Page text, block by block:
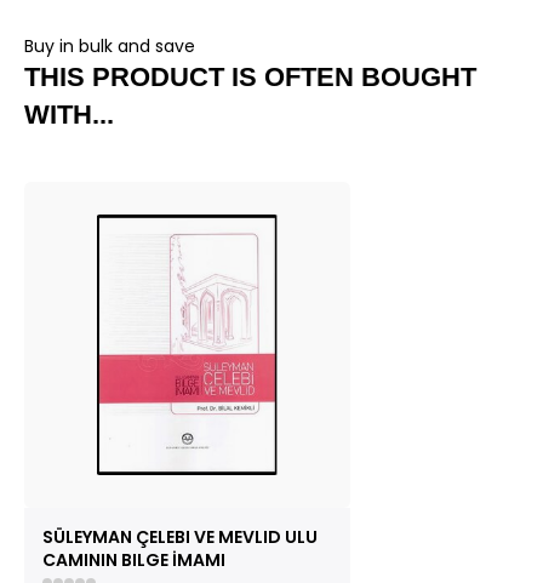
Buy in bulk and save
THIS PRODUCT IS OFTEN BOUGHT
WITH...
SÜLEYMAN ÇELEBI VE MEVLID ULU
CAMININ BILGE İMAMI